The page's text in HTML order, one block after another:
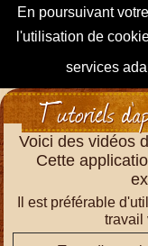
En poursuivant
l'utilisation de
services
Tutoriels
Voici des vidéos
Cette
Il est préférable
travail